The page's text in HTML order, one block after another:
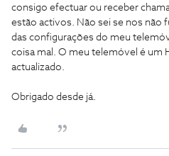
consigo efectuar ou receber
estão activos. Não sei se nos não
das configurações do meu
coisa mal. O meu telemóvel é um
actualizado.
Obrigado desde já.